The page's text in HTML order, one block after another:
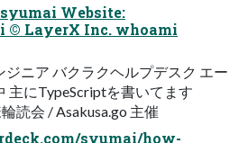
Website:
© LayerX Inc. whoami
ジニア バクラクヘルプデスク エー
主にTypeScriptを書いてます
読会 / Asakusa.go 主催
syumai/how-